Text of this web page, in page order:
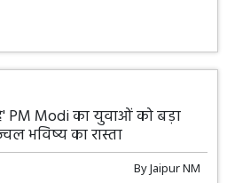
PM Modi का युवाओं को बड़ा
भविष्य का रास्ता
ByJaipur NM